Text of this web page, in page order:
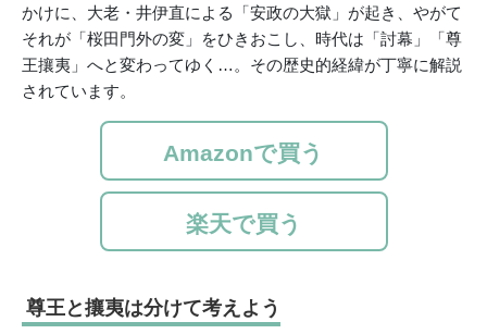
かけに、大老・井伊直による「安政の大獄」が起き、やがて
それが「桜田門外の変」をひきおこし、時代は「討幕」「尊
王攘夷」へと変わってゆく…。その歴史的経緯が丁寧に解説
されています。
Amazonで買う
楽天で買う
尊王と攘夷は分けて考えよう